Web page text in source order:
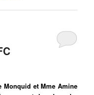
Monquid et Mme Amine